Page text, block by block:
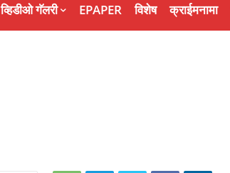
व्हिडीओ गॅलरी EPAPER विशेष क्राईमनामा